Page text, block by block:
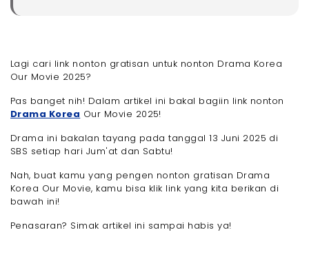
Pengen Nonton Drama Korea Our Movie Tanpa
Hambatan? Langganan WiFi 100 Mbps Megavision!
Cuma 200 Ribuan Perbulan!
- Akhir Kata
Lagi cari link nonton gratisan untuk nonton Drama Korea
Our Movie 2025?
Pas banget nih! Dalam artikel ini bakal bagiin link nonton
Drama Korea Our Movie 2025!
Drama ini bakalan tayang pada tanggal 13 Juni 2025 di
SBS setiap hari Jum'at dan Sabtu!
Nah, buat kamu yang pengen nonton gratisan Drama
Korea Our Movie, kamu bisa klik link yang kita berikan di
bawah ini!
Penasaran? Simak artikel ini sampai habis ya!